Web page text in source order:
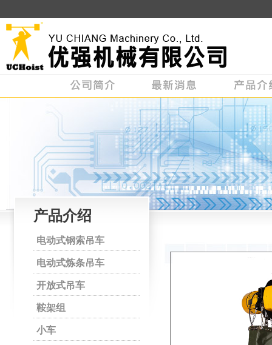
产品介绍
电动式钢索吊车
电动式炼条吊车
开放式吊车
鞍架组
小车